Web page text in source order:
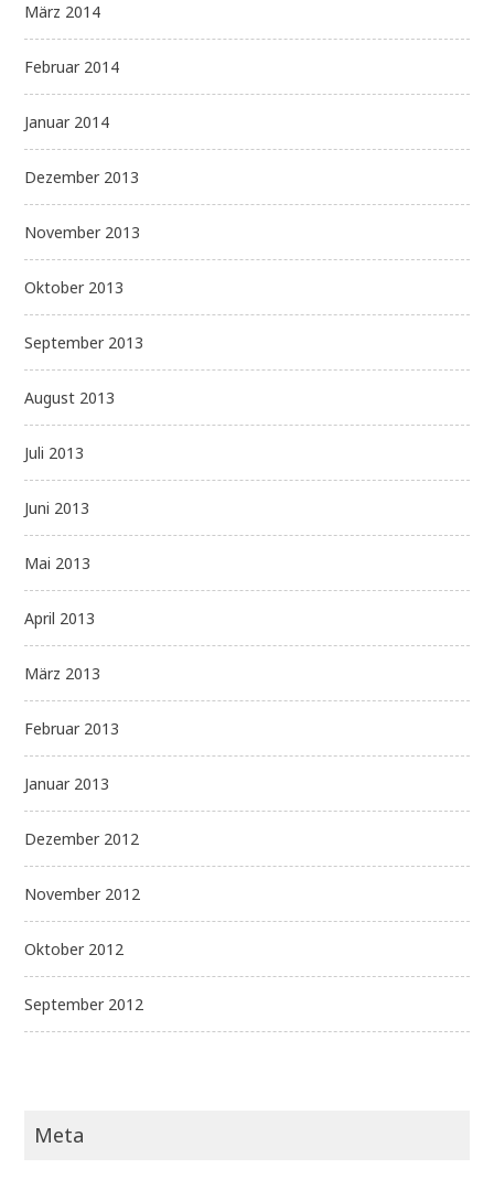
März 2014
Februar 2014
Januar 2014
Dezember 2013
November 2013
Oktober 2013
September 2013
August 2013
Juli 2013
Juni 2013
Mai 2013
April 2013
März 2013
Februar 2013
Januar 2013
Dezember 2012
November 2012
Oktober 2012
September 2012
Meta